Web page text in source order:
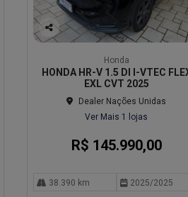
Co
arti
lhe
Honda
HONDA HR-V 1.5 DI I-VTEC
EXL CVT 2025
Dealer Nações Unidas
Ver Mais 1 lojas
R$ 145.990,00
38.390 km 2025/2025